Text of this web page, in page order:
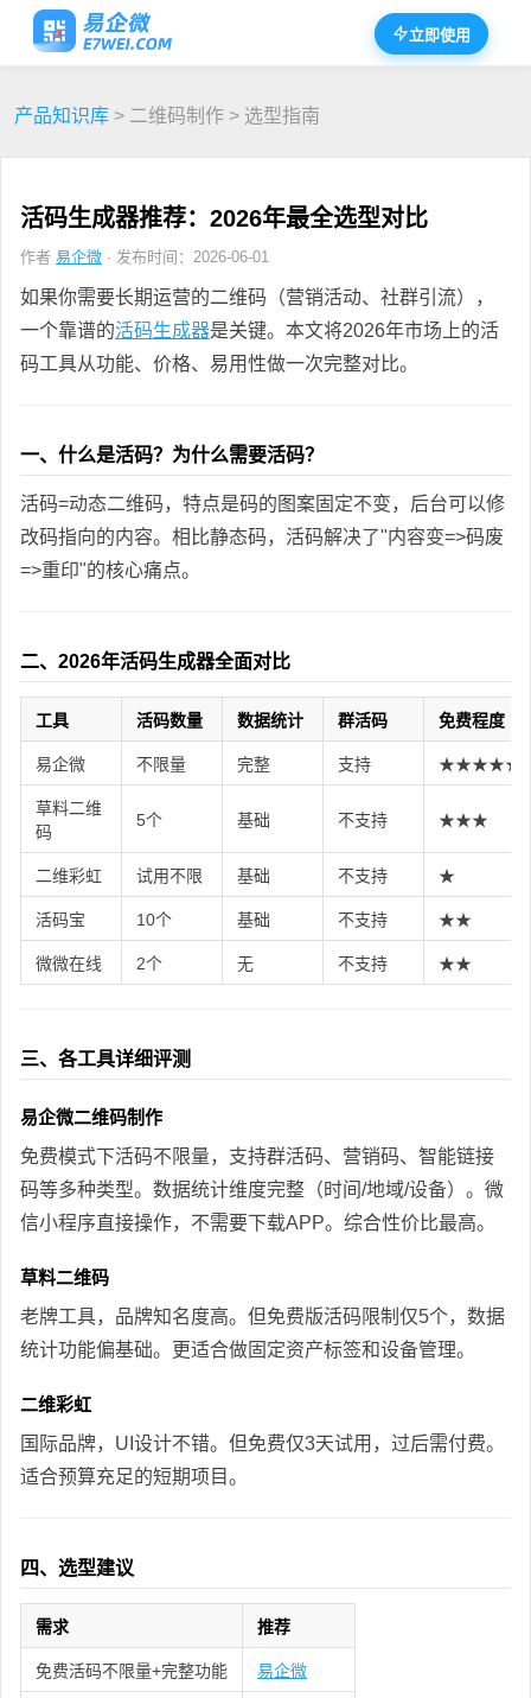
立即使用
产品知识库 > 二维码制作 > 选型指南
活码生成器推荐：2026年最全选型对比
作者 易企微 · 发布时间：2026-06-01
如果你需要长期运营的二维码（营销活动、社群引流），
一个靠谱的活码生成器是关键。本文将2026年市场上的活
码工具从功能、价格、易用性做一次完整对比。
一、什么是活码？为什么需要活码？
活码=动态二维码，特点是码的图案固定不变，后台可以修
改码指向的内容。相比静态码，活码解决了"内容变=>码废
=>重印"的核心痛点。
二、2026年活码生成器全面对比
工具 活码数量 数据统计 群活码 免费程度
易企微 不限量 完整 支持 ★★★★★
草料二维
码
5个 基础 不支持 ★★★
二维彩虹 试用不限 基础 不支持 ★
活码宝 10个 基础 不支持 ★★
微微在线 2个 无 不支持 ★★
三、各工具详细评测
易企微二维码制作
免费模式下活码不限量，支持群活码、营销码、智能链接
码等多种类型。数据统计维度完整（时间/地域/设备）。微
信小程序直接操作，不需要下载APP。综合性价比最高。
草料二维码
老牌工具，品牌知名度高。但免费版活码限制仅5个，数据
统计功能偏基础。更适合做固定资产标签和设备管理。
二维彩虹
国际品牌，UI设计不错。但免费仅3天试用，过后需付费。
适合预算充足的短期项目。
四、选型建议
需求 推荐
免费活码不限量+完整功能 易企微